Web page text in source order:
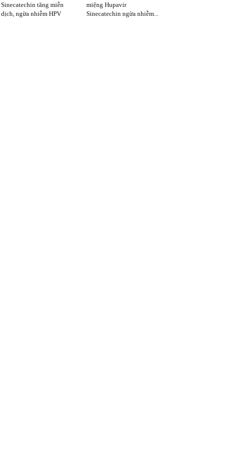
Sinecatechin tăng miễn
dịch, ngừa nhiễm HPV
miệng Hupavir
Sinecatechin ngừa nhiễm...